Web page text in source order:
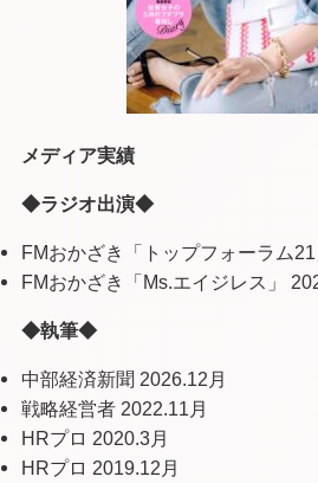
メディア実績
◆ラジオ出演◆
FMおかざき「トップフォーラム
FMおかざき「Ms.エイジレス」
◆執筆◆
中部経済新聞 2026.12月
戦略経営者 2022.11月
HRプロ 2020.3月
HRプロ 2019.12月